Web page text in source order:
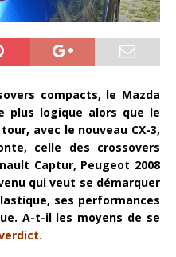
compacts, le Mazda
plus logique alors que le
avec le nouveau CX-3,
celle des crossovers
Captur, Peugeot 2008
qui veut se démarquer
ses performances
A-t-il les moyens de se